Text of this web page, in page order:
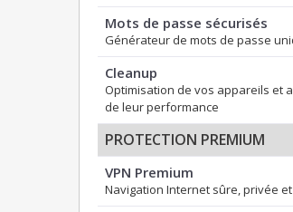
Mots de passe sécurisés
Générateur de mots de passe
Cleanup
Optimisation de vos appareils et
de leur performance
PROTECTION PREMIUM
VPN Premium
Navigation Internet sûre, privée